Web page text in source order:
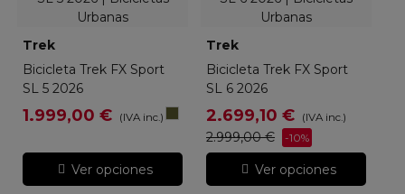
Trek
Bicicleta Trek FX Sport
SL 5 2026
1.999,00 € (IVA inc.) Black
Ver opciones
Trek
Bicicleta Trek FX Sport
SL 6 2026
2.699,10 € (IVA inc.)
2.999,00 € -10%
Ver opciones